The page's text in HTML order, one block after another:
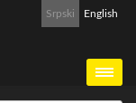
Srpski English